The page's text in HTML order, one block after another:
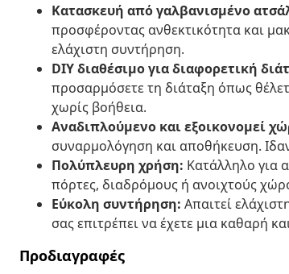
Κατασκευή από γαλβανισμένο
προσφέροντας ανθεκτικότητα και
ελάχιστη συντήρηση.
DIY διαθέσιμο για διαφορετική
προσαρμόσετε τη διάταξη όπως
χωρίς βοήθεια.
Αναδιπλούμενο και εξοικονομεί
συναρμολόγηση και αποθήκευση.
Πολύπλευρη χρήση: Κατάλληλο για
πόρτες, διαδρόμους ή ανοιχτούς
Εύκολη συντήρηση: Απαιτεί
σας επιτρέπει να έχετε μια καθαρή
Προδιαγραφές